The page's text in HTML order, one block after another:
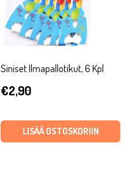
Siniset Ilmapallotikut, 6 Kpl
€2,90
LISÄÄ OSTOSKORIIN